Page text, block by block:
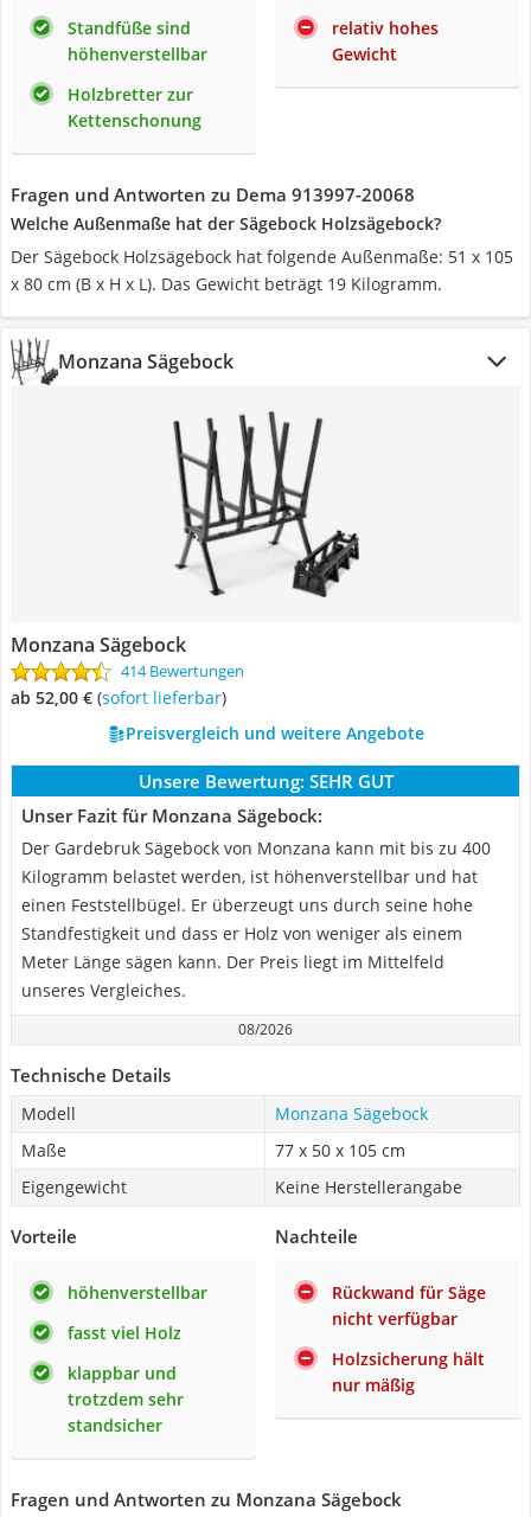
Standfüße sind
höhenverstellbar
Holzbretter zur
Kettenschonung
relativ hohes
Gewicht
Fragen und Antworten zu Dema 913997-20068
Welche Außenmaße hat der Sägebock Holzsägebock?
Der Sägebock Holzsägebock hat folgende Außenmaße: 51 x 105
x 80 cm (B x H x L). Das Gewicht beträgt 19 Kilogramm.
Monzana Sägebock
Monzana Sägebock
414 Bewertungen
ab 52,00 € ( Sofort lieferbar)
Preisvergleich und weitere Angebote
Unsere Bewertung: SEHR GUT
Unser Fazit für Monzana Sägebock:
Der Gardebruk Sägebock von Monzana kann mit bis zu 400
Kilogramm belastet werden, ist höhenverstellbar und hat
einen Feststellbügel. Er überzeugt uns durch seine hohe
Standfestigkeit und dass er Holz von weniger als einem
Meter Länge sägen kann. Der Preis liegt im Mittelfeld
unseres Vergleiches.
08/2026
Technische Details
Modell
Monzana Sägebock
Maße
77 x 50 x 105 cm
Eigengewicht
Keine Herstellerangabe
Vorteile
höhenverstellbar
fasst viel Holz
klappbar und
trotzdem sehr
standsicher
Nachteile
Rückwand für Säge
nicht verfügbar
Holzsicherung hält
nur mäßig
Fragen und Antworten zu Monzana Sägebock